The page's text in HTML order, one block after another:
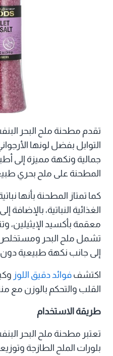
تقدم مطحنة ملح البحر
التوابل بفضل لونها
جمالية ونكهة مميزة إلى
المطحنة على ملح بحري
كما تمتاز المطحنة بأنها
الغذائية النباتية،
معقمة بأكسيد الإيثيلين،
تشمل ملح البحر ومستخلص
إلى جانب نكهة طبيعية
اكتشف فوائد دقيق اللوز
القلب والتحكم بالوزن مع
طريقة الاستخدام
تعتبر مطحنة ملح البحر
بلورات الملح الطازجة